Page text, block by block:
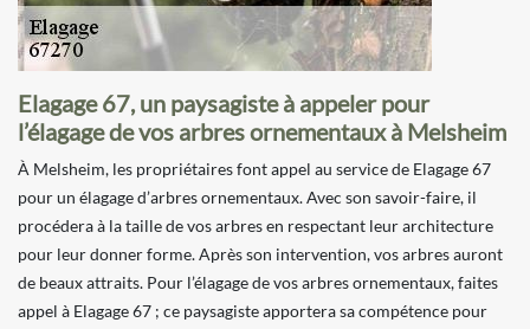
Elagage 67, un paysagiste à appeler pour
l’élagage de vos arbres ornementaux à Melsheim
À Melsheim, les propriétaires font appel au service de Elagage 67
pour un élagage d’arbres ornementaux. Avec son savoir-faire, il
procédera à la taille de vos arbres en respectant leur architecture
pour leur donner forme. Après son intervention, vos arbres auront
de beaux attraits. Pour l’élagage de vos arbres ornementaux, faites
appel à Elagage 67 ; ce paysagiste apportera sa compétence pour